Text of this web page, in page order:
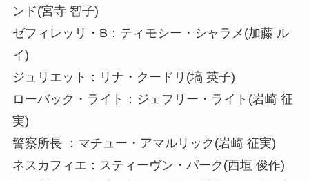
ンド(宮寺 智子)
ゼフィレッリ・B：ティモシー・シャラメ(加藤 ル
イ)
ジュリエット：リナ・クードリ(塙 英子)
ローバック・ライト：ジェフリー・ライト(岩崎 征
実)
警察所長 ：マチュー・アマルリック(岩崎 征実)
ネスカフィエ：スティーヴン・パーク(西垣 俊作)